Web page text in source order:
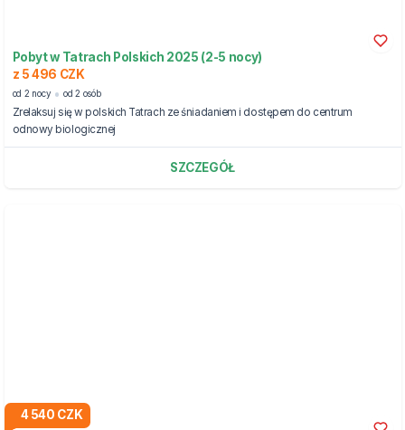
Pobyt w Tatrach Polskich 2025 (2-5 nocy)
z 5 496 CZK
od 2 nocy od 2 osób
Zrelaksuj się w polskich Tatrach ze śniadaniem i dostępem do centrum
odnowy biologicznej
SZCZEGÓŁ
4 540 CZK